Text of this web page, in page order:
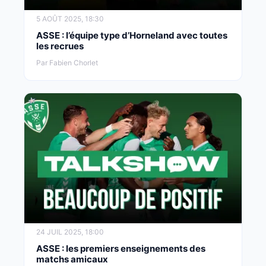
5 AOÛT 2025, 18:30
ASSE : l’équipe type d’Horneland avec toutes
les recrues
Par Fabien Chorlet
24 JUIL 2025, 18:00
ASSE : les premiers enseignements des
matchs amicaux